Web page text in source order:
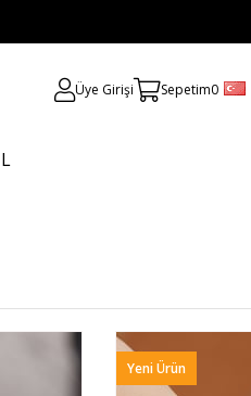
Üye Girişi Sepetim0
Yeni Ürün